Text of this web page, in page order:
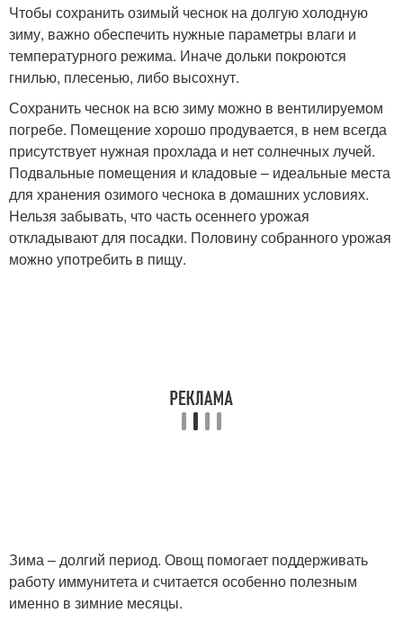
Чтобы сохранить озимый чеснок на долгую холодную
зиму, важно обеспечить нужные параметры влаги и
температурного режима. Иначе дольки покроются
гнилью, плесенью, либо высохнут.
Сохранить чеснок на всю зиму можно в вентилируемом
погребе. Помещение хорошо продувается, в нем всегда
присутствует нужная прохлада и нет солнечных лучей.
Подвальные помещения и кладовые – идеальные места
для хранения озимого чеснока в домашних условиях.
Нельзя забывать, что часть осеннего урожая
откладывают для посадки. Половину собранного урожая
можно употребить в пищу.
Зима – долгий период. Овощ помогает поддерживать
работу иммунитета и считается особенно полезным
именно в зимние месяцы.